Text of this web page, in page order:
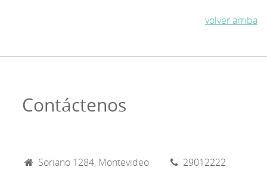
volver arriba
Contáctenos
Soriano 1284, Montevideo
29012222